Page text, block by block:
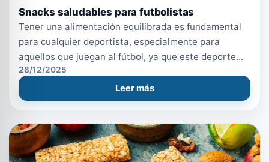
Snacks saludables para futbolistas
Tener una alimentación equilibrada es fundamental
para cualquier deportista, especialmente para
aquellos que juegan al fútbol, ya que este deporte...
28/12/2025
Leer más